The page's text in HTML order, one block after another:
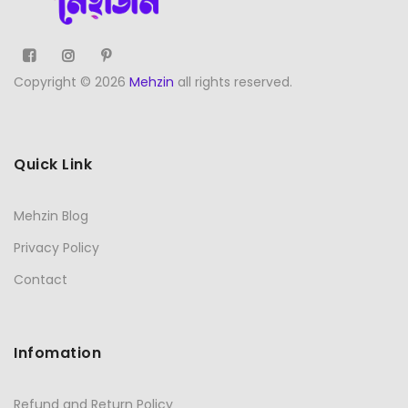
Copyright © 2026 Mehzin all rights reserved.
Quick Link
Mehzin Blog
Privacy Policy
Contact
Infomation